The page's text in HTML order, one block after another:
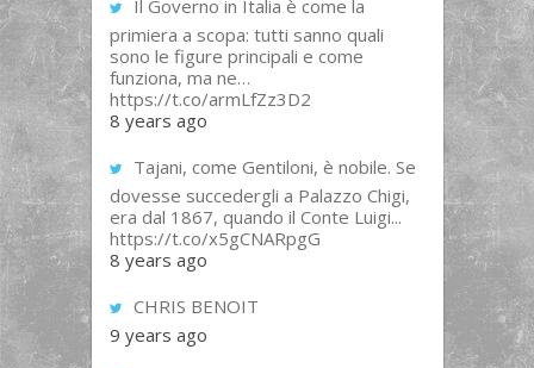
Il Governo in Italia è come la
primiera a scopa: tutti sanno quali
sono le figure principali e come
funziona, ma ne…
https://t.co/armLfZz3D2
8 years ago
Tajani, come Gentiloni, è nobile. Se
dovesse succedergli a Palazzo Chigi,
era dal 1867, quando il Conte Luigi...
https://t.co/x5gCNARpgG
8 years ago
CHRIS BENOIT
9 years ago